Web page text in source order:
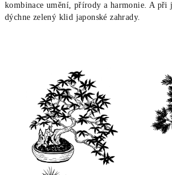
kombinace umění, přírody a harmonie. A při
dýchne zelený klid japonské zahrady.